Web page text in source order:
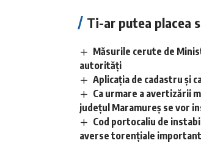
Ti-ar putea placea
Măsurile cerute de
autorități
Aplicaţia de cadastru şi
Ca urmare a avertizării
județul Maramureș se vor
Cod portocaliu de
averse torențiale